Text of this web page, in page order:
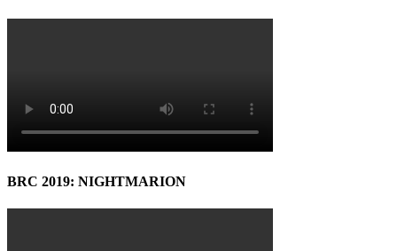
BRC 2019: NIGHTMARION